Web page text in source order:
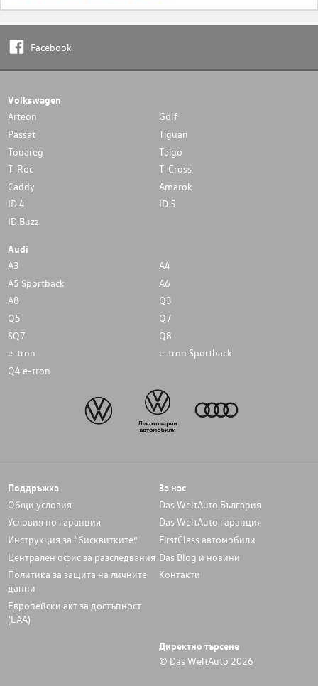
Facebook
Volkswagen
Arteon
Golf
Passat
Tiguan
Touareg
Taigo
T-Roc
T-Cross
Caddy
Amarok
ID.4
ID.5
ID.Buzz
Audi
A3
A4
A5 Sportback
A6
A8
Q3
Q5
Q7
SQ7
Q8
e-tron
e-tron Sportback
Q4 e-tron
Поддръжка
Общи условия
Условия по гаранция
Инструкция за “бисквитките”
Централен офис за разследвания
Политика за защита на личните
данни
Европейски акт за достъпност
(ЕАА)
За нас
Das WeltAuto България
Das WeltAuto гаранция
FirstClass автомобили
Das Blog и новини
Контакти
Директно търсене
© Das WeltAuto 2026